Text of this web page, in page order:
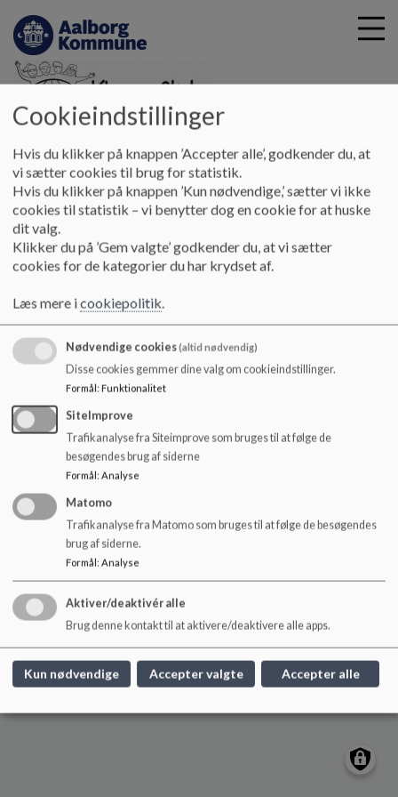
i
Klarup Skole
Skolebestyrelsen Dagsordener og referater
Arkiv 21/22
Løbende dagsorden fra skolebestyrelsesmøder 21/22
Klarup Skole
Hellasvej 17, 9270 Klarup
klarupskole@aalborg.dk
+45 93520888
EAN NR. 5798003746395
Tilgængelighedserklæring
Sitemap
Cookie politik
Cookieindstillinger
Hvis du klikker på knappen ’Accepter alle’, godkender du, at
vi sætter cookies til brug for statistik.
Hvis du klikker på knappen ’Kun nødvendige,’ sætter vi ikke
cookies til statistik – vi benytter dog en cookie for at huske
dit valg.
Klikker du på ’Gem valgte’ godkender du, at vi sætter
cookies for de kategorier du har krydset af.
Læs mere icookiepolitik.
Nødvendige cookies(altid nødvendig)
Disse cookies gemmer dine valg om cookieindstillinger.
Formål: Funktionalitet
SiteImprove
Trafikanalyse fra Siteimprove som bruges til at følge de
besøgendes brug af siderne
Formål: Analyse
Matomo
Trafikanalyse fra Matomo som bruges til at følge de besøgendes
brug af siderne.
Formål: Analyse
Aktiver/deaktivér alle
Brug denne kontakt til at aktivere/deaktivere alle apps.
Kun nødvendige Accepter valgte Accepter alle